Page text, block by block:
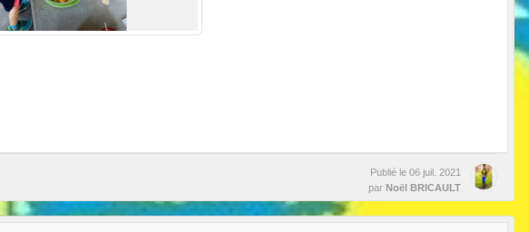
Publié le 06 juil. 2021
par Noël BRICAULT